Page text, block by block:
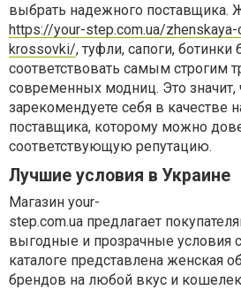
выбрать надежного поставщика.
https://your-step.com.ua/
krossovki/, туфли, сапоги, ботинки
соответствовать самым строгим
современных модниц. Это значит,
зарекомендуете себя в качестве
поставщика, которому можно
соответствующую репутацию.
Лучшие условия в Украине
Магазин your-
step.com.ua предлагает
выгодные и прозрачные условия
каталоге представлена женская
брендов на любой вкус и